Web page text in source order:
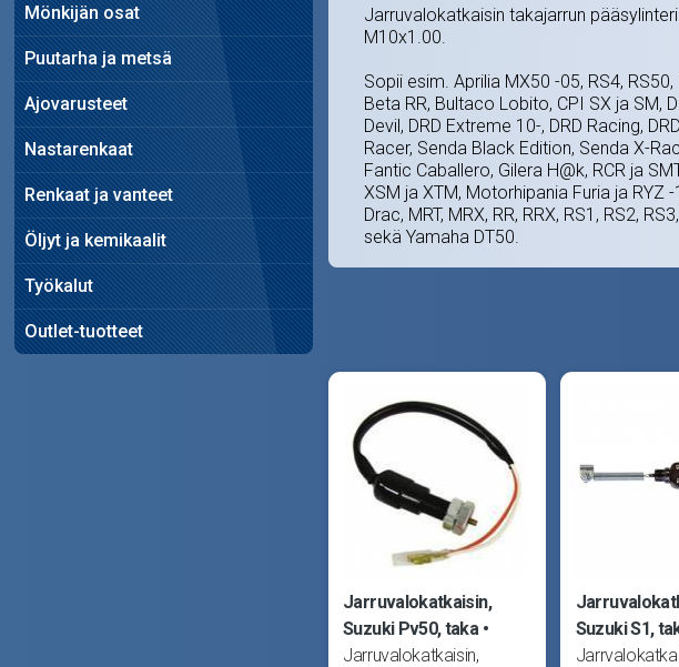
Mönkijän osat
Puutarha ja metsä
Ajovarusteet
Nastarenkaat
Renkaat ja vanteet
Öljyt ja kemikaalit
Työkalut
Outlet-tuotteet
Jarruvalokatkaisin takajarrun
M10x1.00.
Sopii esim. Aprilia MX50 -05, RS4,
Beta RR, Bultaco Lobito, CPI SX ja SM,
Devil, DRD Extreme 10-, DRD Racing,
Racer, Senda Black Edition, Senda X-
Fantic Caballero, Gilera H@k, RCR ja
XSM ja XTM, Motorhipania Furia ja RYZ
Drac, MRT, MRX, RR, RRX, RS1, RS2,
sekä Yamaha DT50.
Jarruvalokatkaisin,
Suzuki Pv50, taka
Jarruvalokatkaisin,
Suzuki S1,